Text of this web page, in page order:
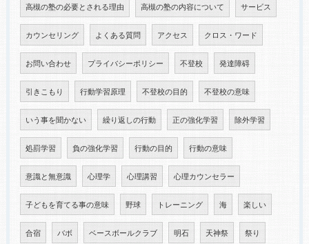
高槻の塾の必要とされる理由 高槻の塾の内容について サービス
カウンセリング よくある質問 アクセス クロス・ワード
お問い合わせ プライバシーポリシー 不登校 発達障碍
引きこもり 行動学習原理 不登校の目的 不登校の意味
いう事を聞かない 繰り返しの行動 正の強化学習 除外学習
処罰学習 負の強化学習 行動の目的 行動の意味
意識と無意識 心理学 心理講習 心理カウンセラー
子どもを育てる事の意味 野球 トレーニング 海 楽しい
合宿 バボ ベースボールクラブ 明石 天神祭 祭り